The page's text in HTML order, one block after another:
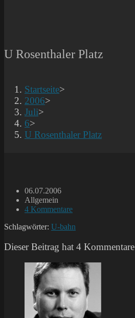
U Rosenthaler Platz
Startseite>
2006>
Juli>
6>
U Rosenthaler Platz
Beitrag
veröffentlicht:
06.07.2006
Beitrags-
Kategorie:
Allgemein
Beitrags-
4 Kommentare
Schlagwörter: U-bahn
Dieser Beitrag hat 4 Kommentare